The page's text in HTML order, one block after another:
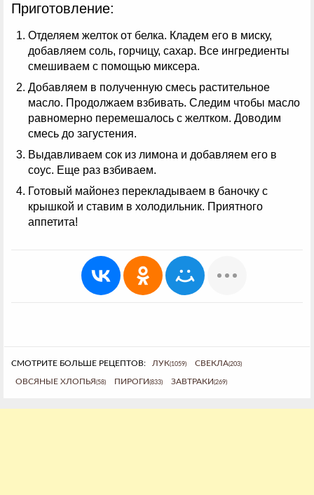
Приготовление:
Отделяем желток от белка. Кладем его в миску,
добавляем соль, горчицу, сахар. Все ингредиенты
смешиваем с помощью миксера.
Добавляем в полученную смесь растительное
масло. Продолжаем взбивать. Следим чтобы масло
равномерно перемешалось с желтком. Доводим
смесь до загустения.
Выдавливаем сок из лимона и добавляем его в
соус. Еще раз взбиваем.
Готовый майонез перекладываем в баночку с
крышкой и ставим в холодильник. Приятного
аппетита!
СМОТРИТЕ БОЛЬШЕ РЕЦЕПТОВ: ЛУК(1059) СВЕКЛА(203)
ОВСЯНЫЕ ХЛОПЬЯ(58) ПИРОГИ(833) ЗАВТРАКИ(269)